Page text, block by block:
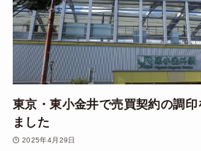
東京・東小金井で売買契約の調印
ました
2025年4月29日